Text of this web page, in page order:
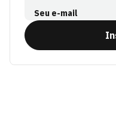
Seu e-mail